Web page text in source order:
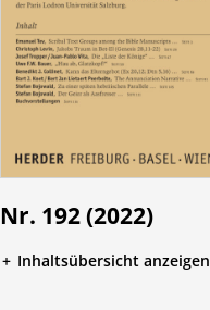
Nr. 192 (2022)
Inhaltsübersicht anzeigen